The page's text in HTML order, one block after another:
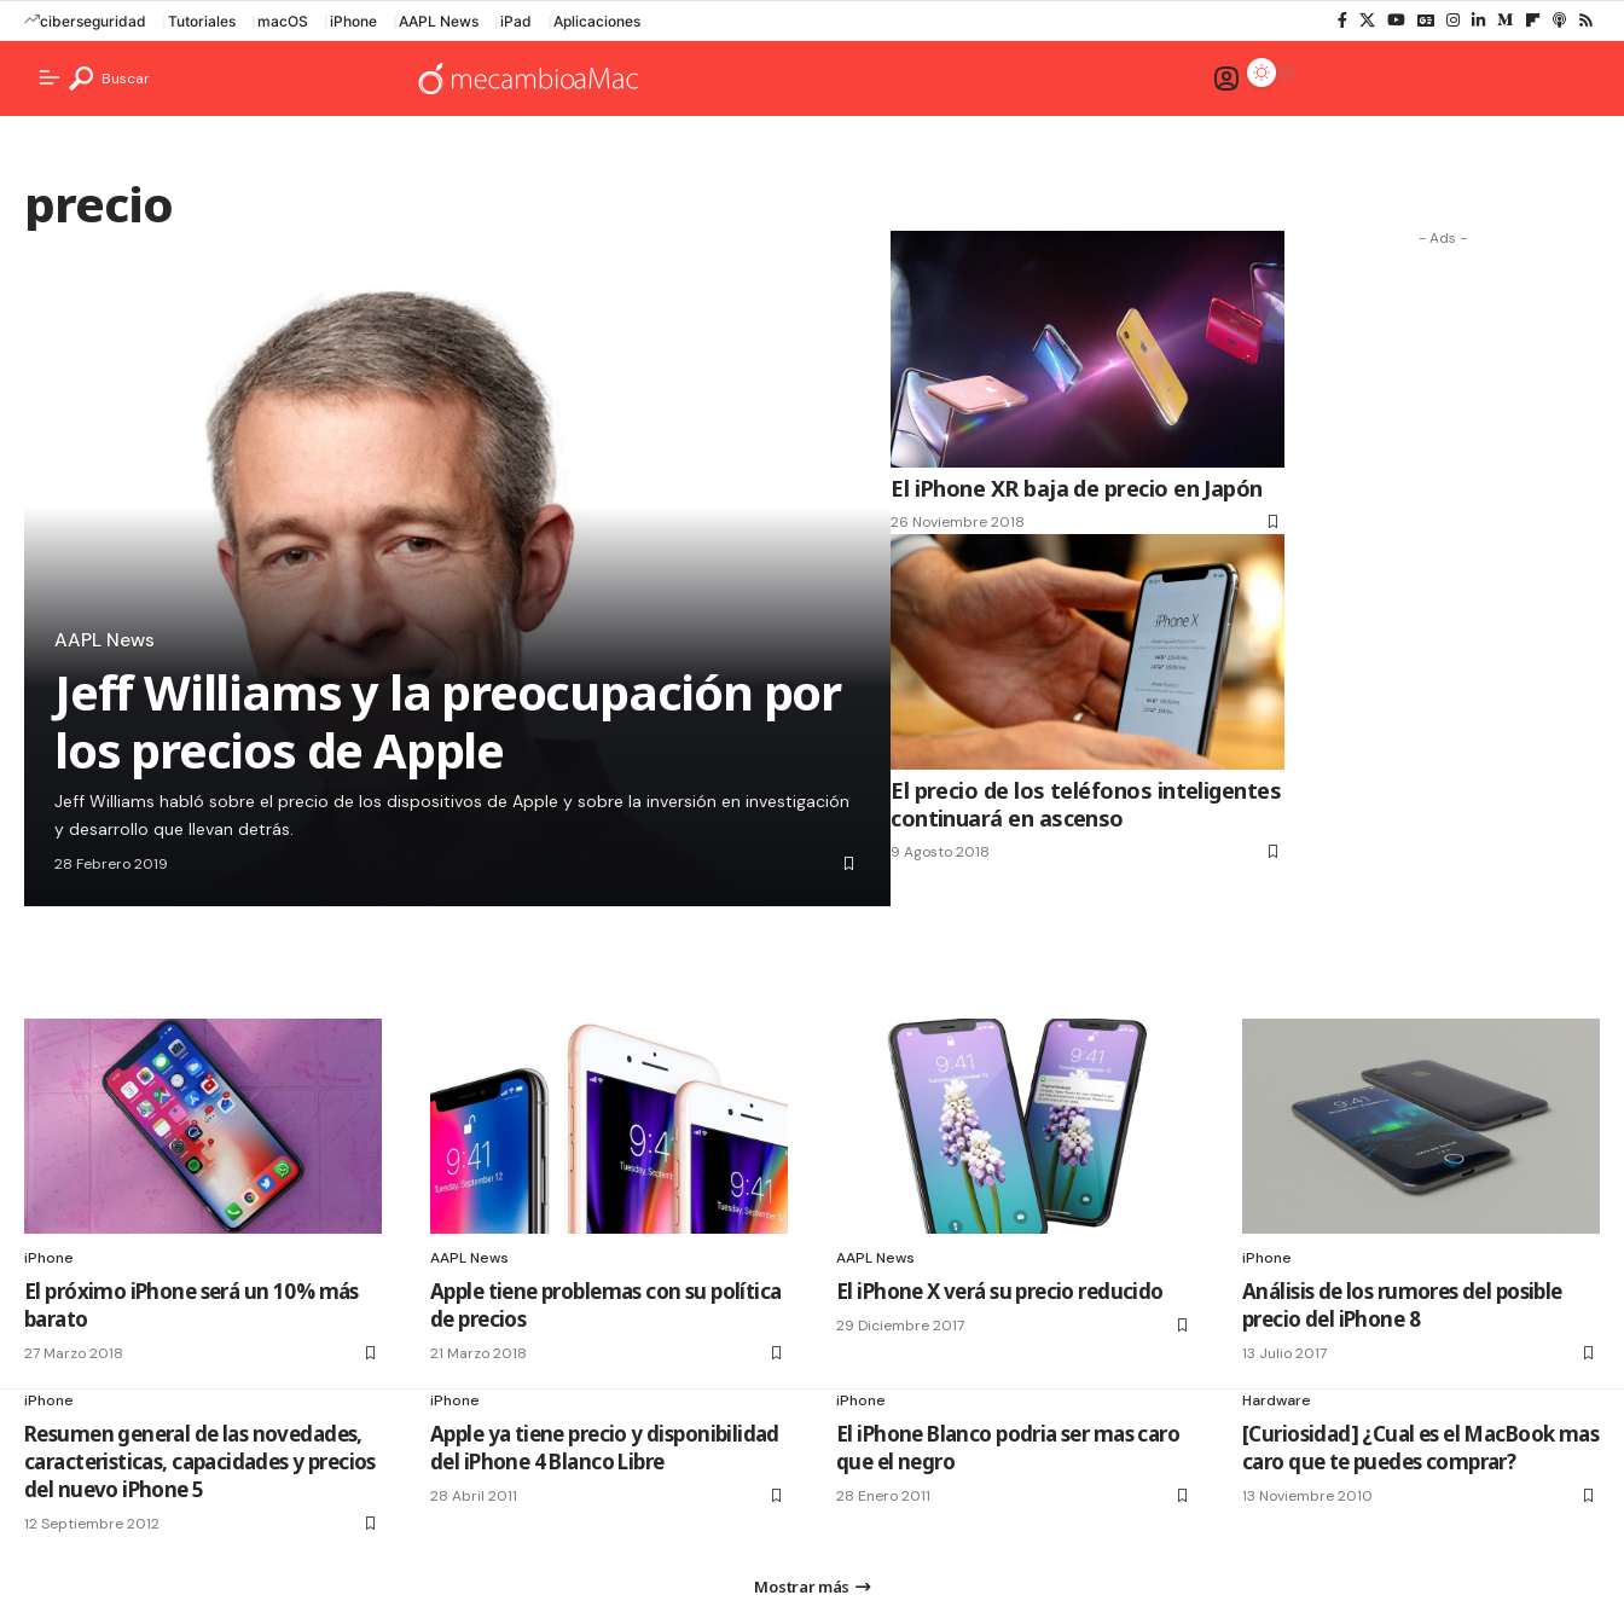
ciberseguridad Tutoriales macOS iPhone AAPL News iPad Aplicaciones
Buscar
precio
AAPL News
Jeff Williams y la preocupación por
los precios de Apple
Jeff Williams habló sobre el precio de los dispositivos de Apple y sobre la inversión en investigación
y desarrollo que llevan detrás.
28 Febrero 2019
El iPhone XR baja de precio en Japón
26 Noviembre 2018
El precio de los teléfonos inteligentes
continuará en ascenso
9 Agosto 2018
- Ads -
iPhone
El próximo iPhone será un 10% más
barato
27 Marzo 2018
AAPL News
Apple tiene problemas con su política
de precios
21 Marzo 2018
AAPL News
El iPhone X verá su precio reducido
29 Diciembre 2017
iPhone
Análisis de los rumores del posible
precio del iPhone 8
13 Julio 2017
iPhone
Resumen general de las novedades,
caracteristicas, capacidades y precios
del nuevo iPhone 5
12 Septiembre 2012
iPhone
Apple ya tiene precio y disponibilidad
del iPhone 4 Blanco Libre
28 Abril 2011
iPhone
El iPhone Blanco podria ser mas caro
que el negro
28 Enero 2011
Hardware
[Curiosidad] ¿Cual es el MacBook mas
caro que te puedes comprar?
13 Noviembre 2010
Mostrar más